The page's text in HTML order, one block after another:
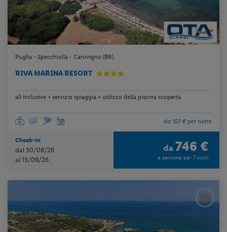
Puglia - Specchiolla - Carovigno (BR)
RIVA MARINA RESORT
all inclusive + servizio spiaggia + utilizzo della piscina scoperta
da 107 € per notte
Check-in
dal 30/08/26
al 13/09/26
da 746 €
a persona per 7 notti